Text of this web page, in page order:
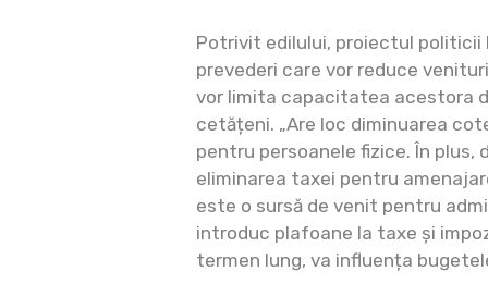
Potrivit edilului, proiectul
prevederi care vor reduce
vor limita capacitatea acestora
cetățeni. „Are loc diminuarea
pentru persoanele fizice. În plus,
eliminarea taxei pentru
este o sursă de venit pentru
introduc plafoane la taxe și
termen lung, va influența